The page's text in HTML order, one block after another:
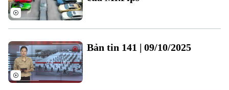
Bản tin 141 | 09/10/2025